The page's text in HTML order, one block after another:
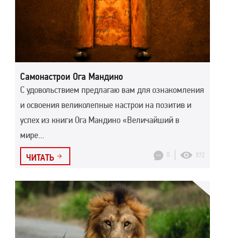
Самонастрои Ога Мандино
С удовольствием предлагаю вам для ознакомления
и освоения великолепные настрои на позитив и
успех из книги Ога Мандино «Величайший в
мире...
ЧИТАТЬ 0 572